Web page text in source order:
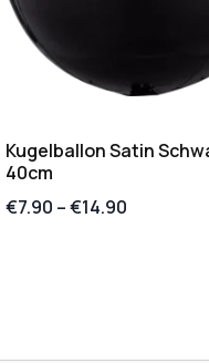
Kugelballon Satin
40cm
€7.90 –€14.90